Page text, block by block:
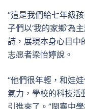
“這是我們給七年級
子們以‘我的家鄉’為
詩，展現本身心目中
志愿者梁怡婷說。
“他們很年輕，和娃娃
氣力，學校的科技活
引進來了。”閩寧中